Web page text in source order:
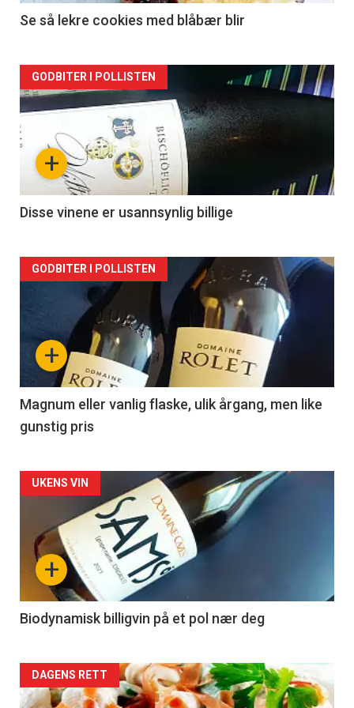
Se så lekre cookies med blåbær blir
Forsiden
akkurat
nå
2
+
GODBITER I POLLISTEN
Disse vinene er usannsynlig billige
Forsiden
akkurat
nå
3
+
GODBITER I POLLISTEN
Magnum eller vanlig flaske, ulik årgang, men like
gunstig pris
Forsiden
akkurat
nå
4
+
UKENS VIN
Biodynamisk billigvin på et pol nær deg
Forsiden
DAGENS RETT